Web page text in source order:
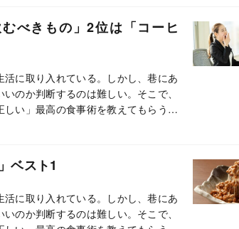
べきもの」2位は「コーヒ
に取り入れている。しかし、巷にあ
のか判断するのは難しい。そこで、
い」最高の食事術を教えてもらう。
ベスト1
に取り入れている。しかし、巷にあ
のか判断するのは難しい。そこで、